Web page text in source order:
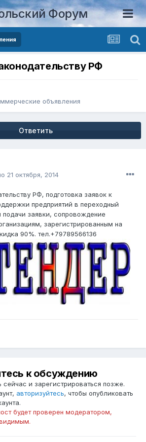
Форум
РФ
объявления
Ответить
21 октября, 2014
РФ, подготовка заявок к
предприятий в переходный
подачи заявки, сопровождение
зарегистрированным на
90%. тел.+79789566136
к обсуждению
и зарегистрироваться позже.
авторизуйтесь, чтобы опубликовать
будет проверен модератором,